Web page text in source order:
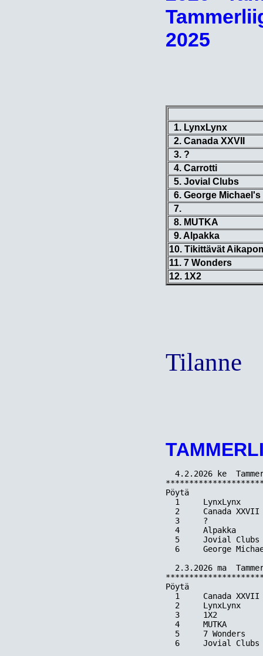
2025
1. LynxLynx
2. Canada XXVII
3. ?
4. Carrotti
5. Jovial Clubs
6. George Michael's
7.
8. MUTKA
9. Alpakka
10. Tikittävät
11. 7 Wonders
12. 1X2
Tilanne
4.2.2026 ke
Pöytä
1     LynxLynx
2     Canada
3     ?
4     Alpakka
5     Jovial
6     George
2.3.2026 ma
Pöytä
1     Canada XXVII
2     LynxLynx
3     1X2
4     MUTKA
5     7 Wonders
6     Jovial